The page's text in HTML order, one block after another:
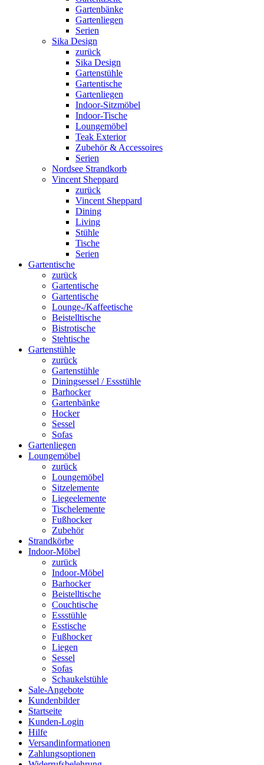
Gartenbänke
Gartenliegen
Serien
Sika Design
zurück
Sika Design
Gartenstühle
Gartentische
Gartenliegen
Indoor-Sitzmöbel
Indoor-Tische
Loungemöbel
Teak Exterior
Zubehör & Accessoires
Serien
Nordsee Strandkorb
Vincent Sheppard
zurück
Vincent Sheppard
Dining
Living
Stühle
Tische
Serien
Gartentische
zurück
Gartentische
Gartentische
Lounge-/Kaffeetische
Beistelltische
Bistrotische
Stehtische
Gartenstühle
zurück
Gartenstühle
Diningsessel / Essstühle
Barhocker
Gartenbänke
Hocker
Sessel
Sofas
Gartenliegen
Loungemöbel
zurück
Loungemöbel
Sitzelemente
Liegeelemente
Tischelemente
Fußhocker
Zubehör
Strandkörbe
Indoor-Möbel
zurück
Indoor-Möbel
Barhocker
Beistelltische
Couchtische
Essstühle
Esstische
Fußhocker
Liegen
Sessel
Sofas
Schaukelstühle
Sale-Angebote
Kundenbilder
Startseite
Kunden-Login
Hilfe
Versandinformationen
Zahlungsoptionen